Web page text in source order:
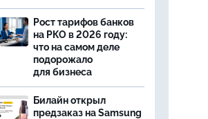
Рост тарифов банков
на РКО в 2026 году:
что на самом деле
подорожало
для бизнеса
Билайн открыл
предзаказ на Samsung